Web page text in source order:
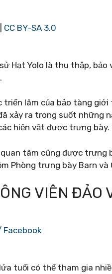
CC BY-SA 3.0
Hạt Yolo là thu thập,
triển lãm của bảo tàng
xảy ra trong suốt những
hiện vật được trưng bày.
tâm cũng được trưng
Phòng trưng bày Barn
VIÊN ĐẢO
Facebook
tuổi có thể tham gia